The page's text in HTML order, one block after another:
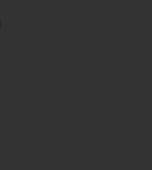
マキシスカート